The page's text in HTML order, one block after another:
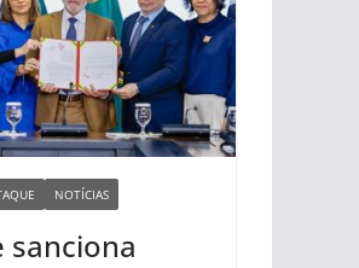
NOTÍCIAS
sanciona